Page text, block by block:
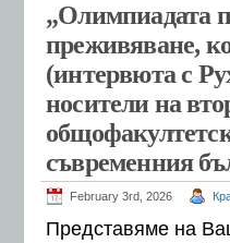
„Олимпиадата
преживяване,
(интервюта с
носители на
съвременния
February 3rd, 2026
Представяме на